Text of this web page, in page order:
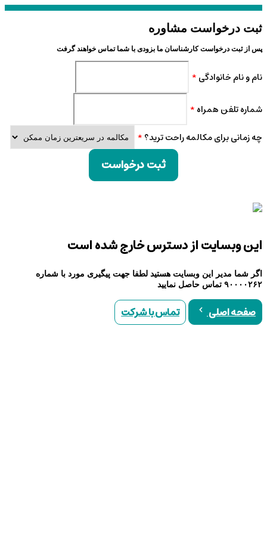
ثبت درخواست مشاوره
پس از ثبت درخواست کارشناسان ما بزودی با شما تماس خواهند گرفت
نام و نام خانوادگی *
شماره تلفن همراه *
چه زمانی برای مکالمه راحت ترید؟ *
ثبت درخواست
این وبسایت از دسترس خارج شده است
اگر شما مدیر این وبسایت هستید لطفا جهت پیگیری مورد با شماره
۹۰۰۰۰۲۶۲ تماس حاصل نمایید
صفحه اصلی تماس با شرکت